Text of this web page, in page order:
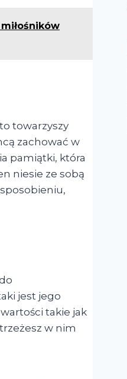
towarzyszy
zachować w
pamiątki, która
niesie ze sobą
jest jego
takie jak
w nim